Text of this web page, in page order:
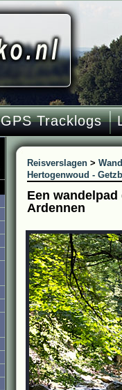
GPS Tracklogs
Reisverslagen >
Hertogenwoud -
Een
Ardennen